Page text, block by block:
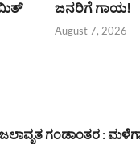
ಜನರಿಗೆ ಗಾಯ!
August 7, 2026
ಜಲಾವೃತ ಗಂಡಾಂತರ :